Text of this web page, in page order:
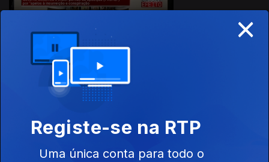
×
Registe-se na RTP
Uma única conta para todo o